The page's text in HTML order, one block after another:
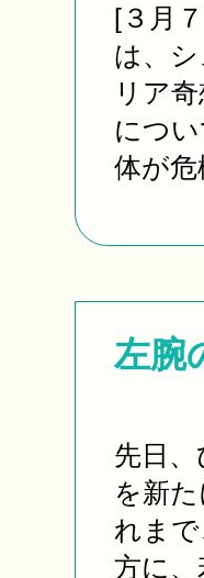
[３月
は、
リア
につ
体が
左腕
先日
を新
れま
方に